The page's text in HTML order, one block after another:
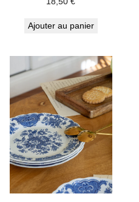
Ajouter au panier